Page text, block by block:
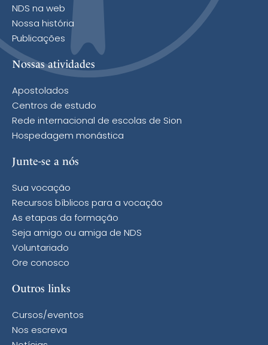
NDS na web
Nossa história
Publicações
Nossas atividades
Apostolados
Centros de estudo
Rede internacional de escolas de Sion
Hospedagem monástica
Junte-se a nós
Sua vocação
Recursos bíblicos para a vocação
As etapas da formação
Seja amigo ou amiga de NDS
Voluntariado
Ore conosco
Outros links
Cursos/eventos
Nos escreva